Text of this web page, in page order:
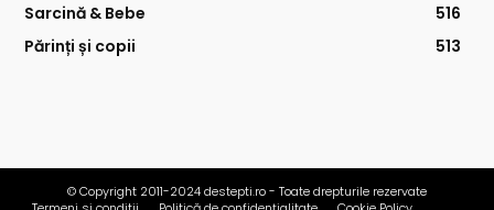
Sarcină & Bebe
516
Părinți și copii
513
© Copyright 2011-2024 destepti.ro - Toate drepturile rezervate